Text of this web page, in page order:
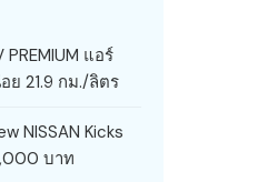
PREMIUM แอร์
ย 21.9 กม./ลิตร
NISSAN Kicks
บาท